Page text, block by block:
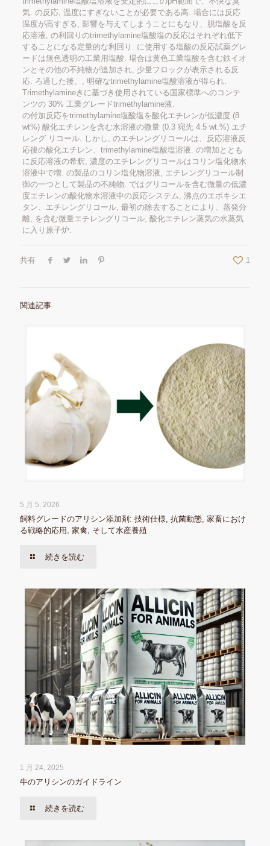
気. の反応, 温度にすぎないことが必要である高. 場合には反応
温度が高すぎる, 影響を与えてしまうことにもなり、脱塩酸を反
応溶液, の利回りのtrimethylamine塩酸塩の反応はそれぞれ低下
することになる定量的な利回り. に使用する塩酸の反応試薬グレ
ードは無色透明の工業用塩酸. 場合は黄色工業塩酸を含む鉄イオ
ンとその他の不純物が追加され, 少量フロックが表示される反
応. ろ過した後、, 明確なtrimethylamine塩酸溶液が得られ.
Trimethylamineきに基づき使用されている国家標準へのコンテ
ンツの 30% 工業グレードtrimethylamine液.
の付加反応をtrimethylamine塩酸塩を酸化エチレンが低濃度 (8
wt%) 酸化エチレンを含む水溶液の微量 (0.3 宛先 4.5 wt.%) エチ
レング リコール. しかし, のエチレングリコールは、反応溶液反
応後の酸化エチレン、trimethylamine塩酸塩溶液. の増加ととも
に反応溶液の希釈, 濃度のエチレングリコールはコリン塩化物水
溶液中で増. の製品のコリン塩化物溶液, エチレングリコール制
御の一つとして製品の不純物. ではグリコールを含む微量の低濃
度エチレンの酸化物水溶液中の反応システム, 沸点のエポキシエ
タン、エチレングリコール, 最初の除去することにより、蒸発分
離, を含む微量エチレングリコール, 酸化エチレン蒸気の水蒸気
に入り原子炉.
共有 1
関連記事
5 月 5, 2026
飼料グレードのアリシン添加剤: 技術仕様, 抗菌動態, 家畜におけ
る戦略的応用, 家禽, そして水産養殖
続きを読む
1 月 24, 2025
牛のアリシンのガイドライン
続きを読む